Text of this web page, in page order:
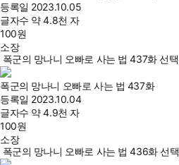
등록일 2023.10.05
글자수 약 4.8천 자
100원
소장
폭군의 망나니 오빠로 사는 법 437화 선택
폭군의 망나니 오빠로 사는 법 437화
등록일 2023.10.04
글자수 약 4.9천 자
100원
소장
폭군의 망나니 오빠로 사는 법 436화 선택